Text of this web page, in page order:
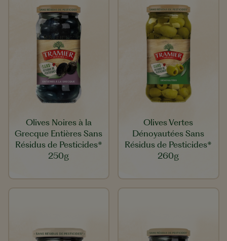
Olives Noires à la
Grecque Entières Sans
Résidus de Pesticides*
250g
Olives Vertes
Dénoyautées Sans
Résidus de Pesticides*
260g​